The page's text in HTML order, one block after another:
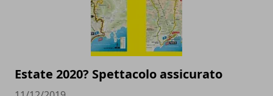
Estate 2020? Spettacolo assicurato